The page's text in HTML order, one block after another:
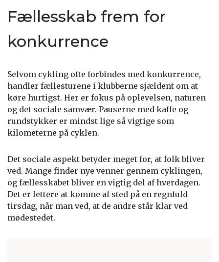
Fællesskab frem for
konkurrence
Selvom cykling ofte forbindes med konkurrence,
handler fællesturene i klubberne sjældent om at
køre hurtigst. Her er fokus på oplevelsen, naturen
og det sociale samvær. Pauserne med kaffe og
rundstykker er mindst lige så vigtige som
kilometerne på cyklen.
Det sociale aspekt betyder meget for, at folk bliver
ved. Mange finder nye venner gennem cyklingen,
og fællesskabet bliver en vigtig del af hverdagen.
Det er lettere at komme af sted på en regnfuld
tirsdag, når man ved, at de andre står klar ved
mødestedet.